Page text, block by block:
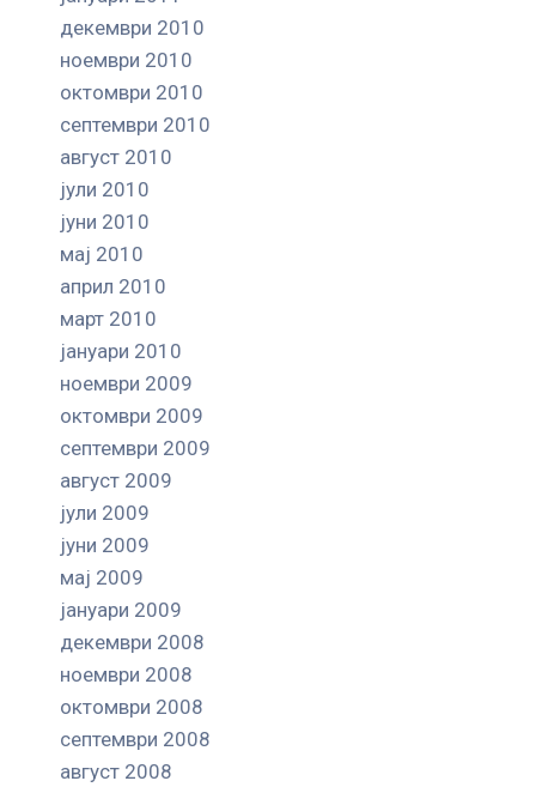
декември 2010
ноември 2010
октомври 2010
септември 2010
август 2010
јули 2010
јуни 2010
мај 2010
април 2010
март 2010
јануари 2010
ноември 2009
октомври 2009
септември 2009
август 2009
јули 2009
јуни 2009
мај 2009
јануари 2009
декември 2008
ноември 2008
октомври 2008
септември 2008
август 2008